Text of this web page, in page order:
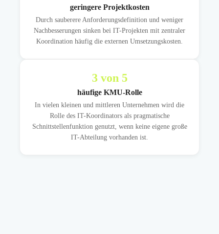
geringere Projektkosten
Durch sauberere Anforderungsdefinition und weniger
Nachbesserungen sinken bei IT-Projekten mit zentraler
Koordination häufig die externen Umsetzungskosten.
3von 5
häufige KMU-Rolle
In vielen kleinen und mittleren Unternehmen wird die
Rolle des IT-Koordinators als pragmatische
Schnittstellenfunktion genutzt, wenn keine eigene große
IT-Abteilung vorhanden ist.